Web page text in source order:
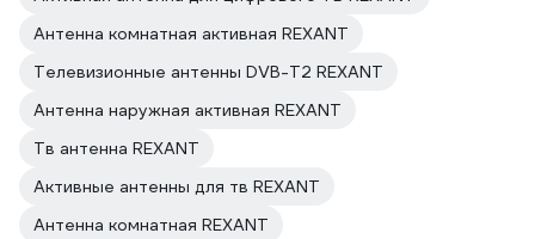
Антенна комнатная активная REXANT
Телевизионные антенны DVB-T2 REXANT
Антенна наружная активная REXANT
Тв антенна REXANT
Активные антенны для тв REXANT
Антенна комнатная REXANT